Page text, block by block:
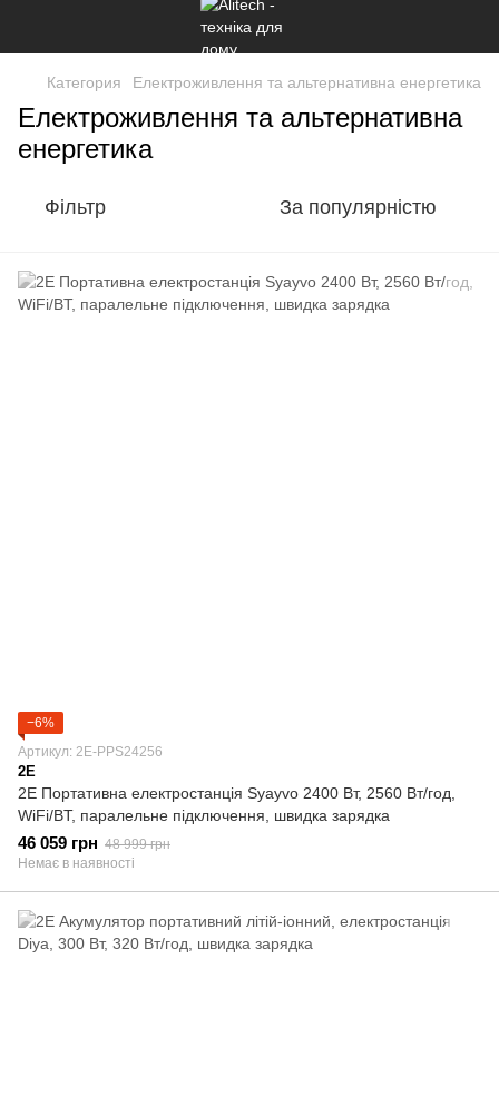
Категория Електроживлення та альтернативна енергетика
Електроживлення та альтернативна
енергетика
Фільтр За популярністю
−6%
Артикул: 2E-PPS24256
2E
2E Портативна електростанція Syayvo 2400 Вт, 2560 Вт/год,
WiFi/BT, паралельне підключення, швидка зарядка
46 059 грн 48 999 грн
Немає в наявності